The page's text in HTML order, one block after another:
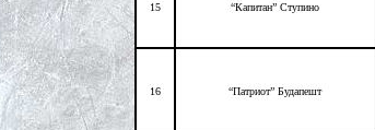
15 “Капитан” Ступино
16 “Патриот” Будапешт